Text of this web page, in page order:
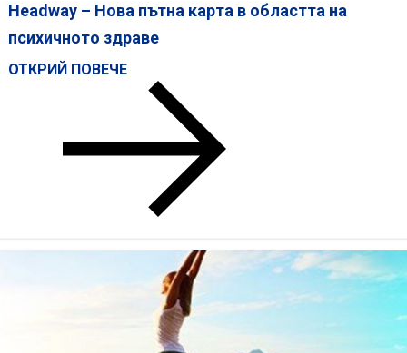
Headway – Нова пътна карта в областта на
психичното здраве
ОТКРИЙ ПОВЕЧЕ
НОВА
КАРТА
ОБЛАСТТА
ЗДРАВЕ